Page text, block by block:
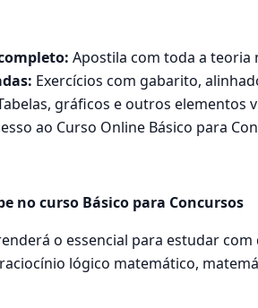
Apostila com toda a teoria
Exercícios com gabarito,
gráficos e outros elementos
ao Curso Online Básico para
no curso Básico para Concursos
o essencial para estudar
lógico matemático,